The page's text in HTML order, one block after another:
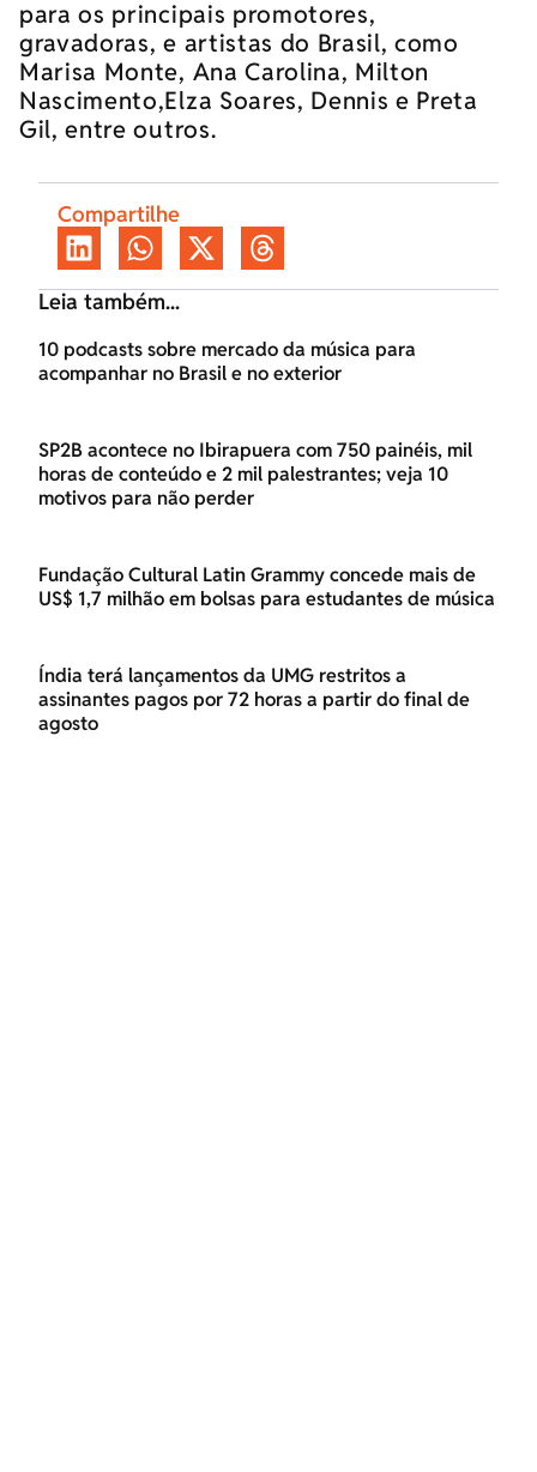
para os principais promotores,
gravadoras, e artistas do Brasil, como
Marisa Monte, Ana Carolina, Milton
Nascimento,Elza Soares, Dennis e Preta
Gil, entre outros.
Compartilhe
Leia também...
10 podcasts sobre mercado da música para
acompanhar no Brasil e no exterior
SP2B acontece no Ibirapuera com 750 painéis, mil
horas de conteúdo e 2 mil palestrantes; veja 10
motivos para não perder
Fundação Cultural Latin Grammy concede mais de
US$ 1,7 milhão em bolsas para estudantes de música
Índia terá lançamentos da UMG restritos a
assinantes pagos por 72 horas a partir do final de
agosto